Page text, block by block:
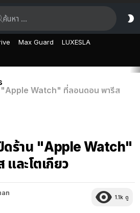
Max Guard LUXESLA
"Apple Watch" ที่ลอนดอน พารีส
ดร้าน "Apple Watch"
ละโตเกียว
1.1k ดู